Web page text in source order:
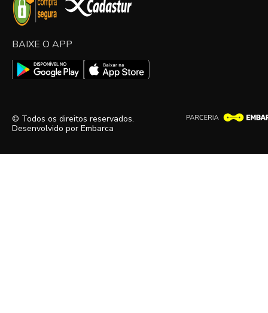
BAIXE O APP
© Todos os direitos reservados.
Desenvolvido por Embarca